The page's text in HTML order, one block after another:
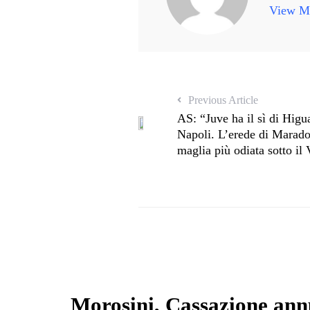
View
Previous Article
AS: “Juve ha il sì di
Napoli. L’erede di
maglia più odiata sotto il
Morosini, Cassazione